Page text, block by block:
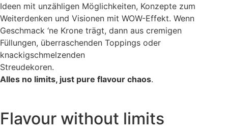
Ideen mit unzähligen Möglichkeiten, Konzepte zum
Weiterdenken und Visionen mit WOW-Effekt. Wenn
Geschmack ‘ne Krone trägt, dann aus cremigen
Füllungen, überraschenden Toppings oder
knackigschmelzenden
Streudekoren.
Alles no limits, just pure flavour chaos.
Flavour without limits